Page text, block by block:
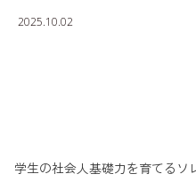
2025.10.02
学生の社会人基礎力を育てるソ